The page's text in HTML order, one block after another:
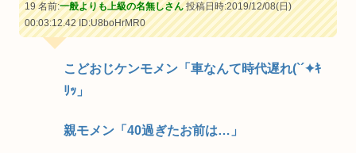
19 名前:一般よりも上級の名無しさん投稿日時:2019/12/08(日)
00:03:12.42ID:U8boHrMR0
こどおじケンモメン「車なんて時代遅れ(`´✦ｷ
ﾘｯ」
親モメン「40過ぎたお前は…」